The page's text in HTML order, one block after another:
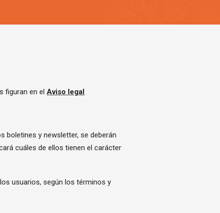
figuran en elAviso legal
boletines y newsletter, se deberán
cuáles de ellos tienen el carácter
usuarios, según los términos y